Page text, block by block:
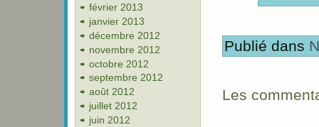
février 2013
janvier 2013
décembre 2012
novembre 2012
octobre 2012
septembre 2012
août 2012
juillet 2012
juin 2012
Publié dans
Les